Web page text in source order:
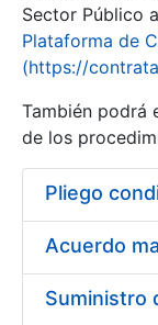
Erakutsi/
Sector Público
Plataforma de
(https://
También podrá
de los